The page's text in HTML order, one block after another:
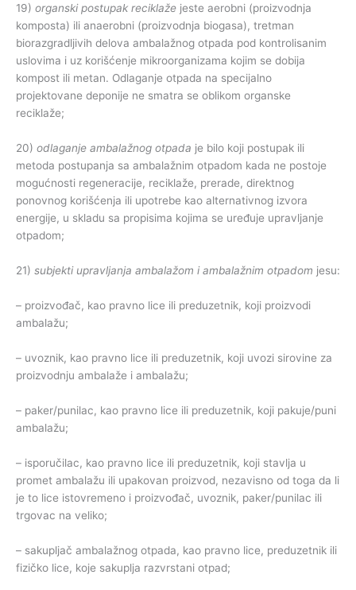
19) organski postupak reciklaže jeste aerobni (proizvodnja
komposta) ili anaerobni (proizvodnja biogasa), tretman
biorazgradljivih delova ambalažnog otpada pod kontrolisanim
uslovima i uz korišćenje mikroorganizama kojim se dobija
kompost ili metan. Odlaganje otpada na specijalno
projektovane deponije ne smatra se oblikom organske
reciklaže;
20) odlaganje ambalažnog otpada je bilo koji postupak ili
metoda postupanja sa ambalažnim otpadom kada ne postoje
mogućnosti regeneracije, reciklaže, prerade, direktnog
ponovnog korišćenja ili upotrebe kao alternativnog izvora
energije, u skladu sa propisima kojima se uređuje upravljanje
otpadom;
21) subjekti upravljanja ambalažom i ambalažnim otpadom jesu:
– proizvođač, kao pravno lice ili preduzetnik, koji proizvodi
ambalažu;
– uvoznik, kao pravno lice ili preduzetnik, koji uvozi sirovine za
proizvodnju ambalaže i ambalažu;
– paker/punilac, kao pravno lice ili preduzetnik, koji pakuje/puni
ambalažu;
– isporučilac, kao pravno lice ili preduzetnik, koji stavlja u
promet ambalažu ili upakovan proizvod, nezavisno od toga da li
je to lice istovremeno i proizvođač, uvoznik, paker/punilac ili
trgovac na veliko;
– sakupljač ambalažnog otpada, kao pravno lice, preduzetnik ili
fizičko lice, koje sakuplja razvrstani otpad;